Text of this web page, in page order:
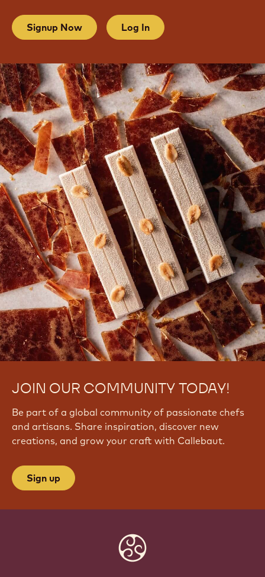
Signup Now Log In
JOIN OUR COMMUNITY TODAY!
Be part of a global community of passionate chefs
and artisans. Share inspiration, discover new
creations, and grow your craft with Callebaut.
Sign up